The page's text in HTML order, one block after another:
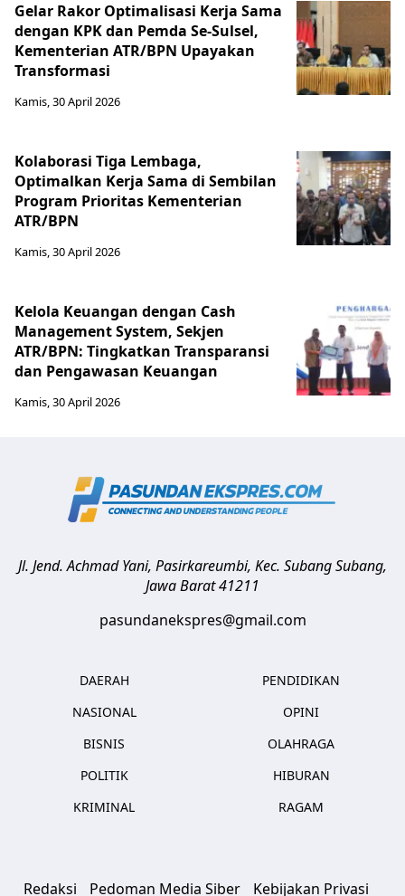
Gelar Rakor Optimalisasi Kerja Sama
dengan KPK dan Pemda Se-Sulsel,
Kementerian ATR/BPN Upayakan
Transformasi
Kamis, 30 April 2026
Kolaborasi Tiga Lembaga,
Optimalkan Kerja Sama di Sembilan
Program Prioritas Kementerian
ATR/BPN
Kamis, 30 April 2026
Kelola Keuangan dengan Cash
Management System, Sekjen
ATR/BPN: Tingkatkan Transparansi
dan Pengawasan Keuangan
Kamis, 30 April 2026
Jl. Jend. Achmad Yani, Pasirkareumbi, Kec. SubangSubang,
Jawa Barat41211
pasundanekspres@gmail.com
DAERAH
NASIONAL
BISNIS
POLITIK
KRIMINAL
PENDIDIKAN
OPINI
OLAHRAGA
HIBURAN
RAGAM
Redaksi Pedoman Media Siber Kebijakan Privasi